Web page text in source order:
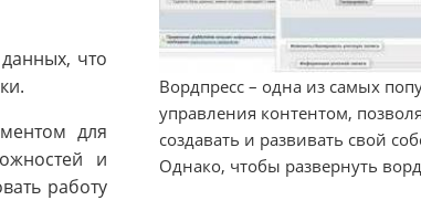
что
для
и
работу
Вордпресс – одна из самых
управления контентом,
создавать и развивать свой
Однако, чтобы развернуть